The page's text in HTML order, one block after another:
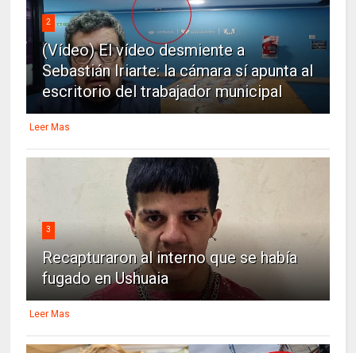
2
(Vídeo) El vídeo desmiente a
Sebastián Iriarte: la cámara sí apunta al
escritorio del trabajador municipal
Leer Mas
3
Recapturaron al interno que se había
fugado en Ushuaia
Leer Mas